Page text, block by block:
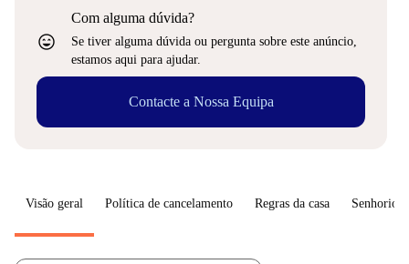
sentiment_very_satisfied
Com alguma dúvida?
Se tiver alguma dúvida ou pergunta sobre este anúncio,
estamos aqui para ajudar.
Contacte a Nossa Equipa
Visão geral Política de cancelamento Regras da casa Senhorio